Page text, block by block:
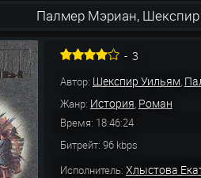
Палмер Мэриан,
- 3
Автор: Шекспир Уильям,
Жанр: История, Роман
Время: 18:46:24
Битрейт: 96 kbps
Исполнитель: Хлыстова